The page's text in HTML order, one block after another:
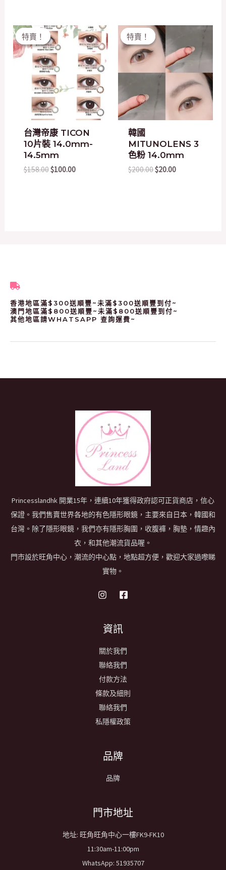
特賣！
特賣！
台灣帝康 TICON
10片裝 14.0mm-
14.5mm
$158.00
Original
price
was:
$158.00.
$100.00
Current
price
is:
$100.00.
特賣！
特賣！
韓國
MITUNOLENS 3
色粉 14.0mm
$200.00
Original
price
was:
$200.00.
$20.00
Current
is:
$20.00.
香港地區滿$300送順豐~未滿$300送順豐到付~
澳門地區滿$800送順豐~未滿$800送順豐到付~
其他地區請WHATSAPP 查詢運費~
Princesslandhk 開業15年，連續10年獲得政府認可正貨商店，信心
保證。我們售賣世界各地的有色隱形眼鏡，主要來自日本，韓國和
台灣。除了隱形眼鏡，我們亦有隱形胸圍，收腹褲，胸墊，情趣內
衣，和其他潮流貨品喔。
門市設於旺角中心，潮流的中心點，地點超方便，歡迎大家過嚟睇
實物。
資訊
關於我們
聯絡我們
付款方法
條款及細則
聯絡我們
私隱權政策
品牌
品牌
​門市地址
地址: 旺角旺角中心一樓FK9-FK10
11:30am-11:00pm
WhatsApp: 51935707